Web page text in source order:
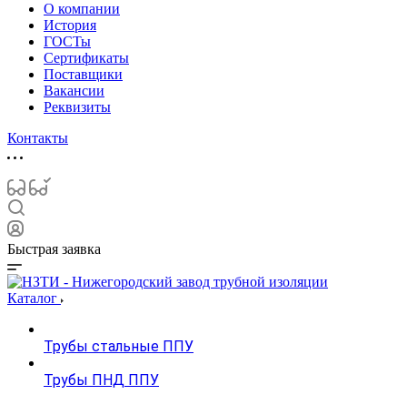
О компании
История
ГОСТы
Сертификаты
Поставщики
Вакансии
Реквизиты
Контакты
Быстрая заявка
Каталог
Трубы стальные ППУ
Трубы ПНД ППУ